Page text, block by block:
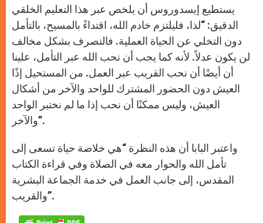
يستطيع إيسدوروس أن يلخص عبر هذا التعليم الخلقي
الدقيق: “لذا، فليلتزم خادم الله، اقتداءً بالمسيح، بالتأمل
دون التخلي عن الحياة العملية. فالتصرف بشكل مخالف
لن يكون عدلاً. لأنه كما يجب أن نحب الله عبر التأمل، علينا
أن أيضًا أن نحب القريب عبر العمل. من المستحيل إذًا
العيش دون الحضور المشترك للواحد والآخر من أشكال
العيش، وليس ممكنًا أن نحب إذا ما لم نختبر الواحد
والآخر”.
واعتبر البابا أن هذه النظرة “هي خلاصة حياة تسعى إلى
تأمل الله والحوار معه في الصلاة وفي قراءة الكتاب
المقدس، إلى جانب العمل في خدمة الجماعة البشرية
والقريب”.